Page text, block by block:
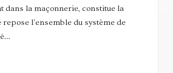
dans la maçonnerie, constitue la
repose l'ensemble du système de